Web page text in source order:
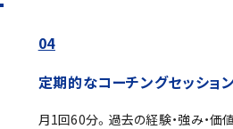
04
定期的なコーチングセッション
月1回60分。過去の経験・強み・価